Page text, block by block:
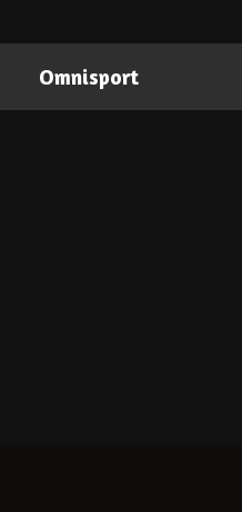
Omnisport